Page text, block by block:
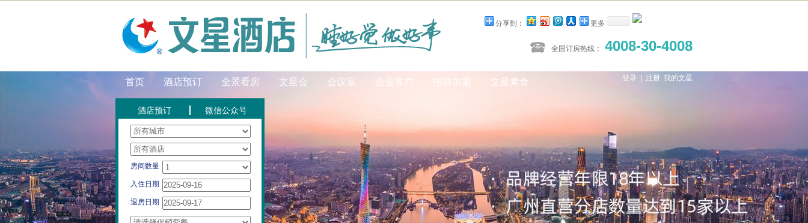
分享到： 更多
全国订房热线： 4008-30-4008
首页 酒店预订 全景看房 文星会 会议室 企业客户 招商加盟 文星素食 登录 | 注册 我的文星
酒店预订 微信公众号
房间数量
入住日期
退房日期